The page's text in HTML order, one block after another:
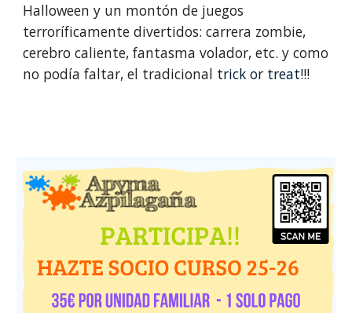
Halloween y un montón de juegos
terroríficamente divertidos: carrera zombie,
cerebro caliente, fantasma volador, etc. y como
no podía faltar, el tradicional trick or treat!!!